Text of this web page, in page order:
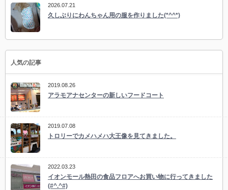
2026.07.21
久しぶりにわんちゃん用の服を作りました(*^^*)
人気の記事
2019.08.26
アラモアナセンターの新しいフードコート
2019.07.08
トロリーでカメハメハ大王像を見てきました。
2022.03.23
イオンモール熱田の食品フロアへお買い物に行ってきました
(#^.^#)